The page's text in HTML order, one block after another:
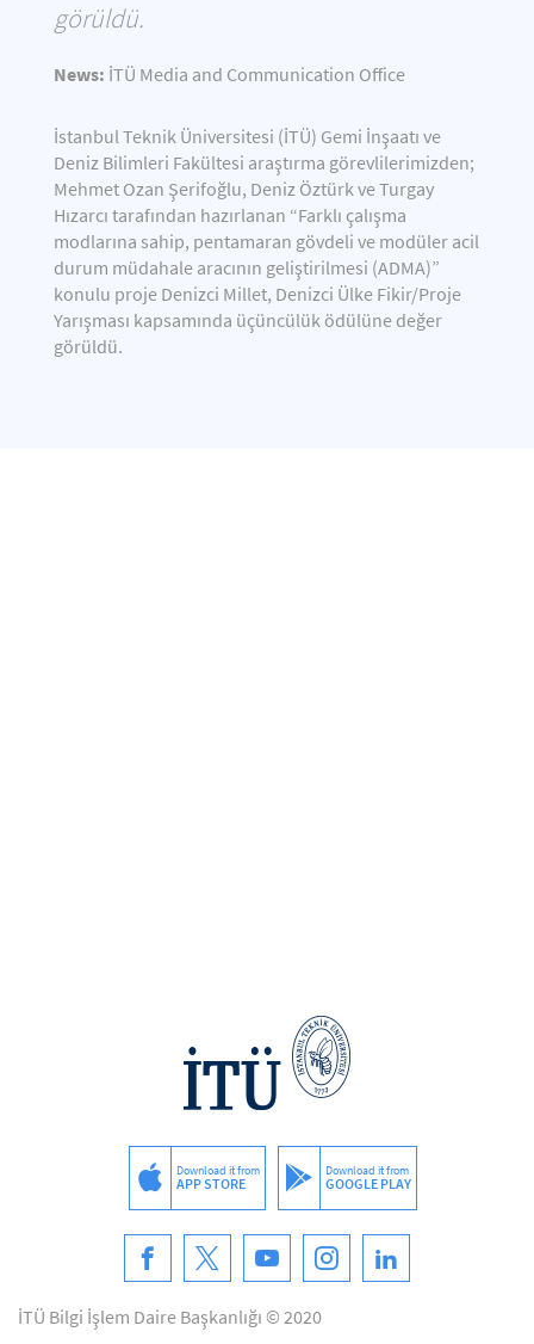
görüldü.
News: İTÜ Media and Communication Office
İstanbul Teknik Üniversitesi (İTÜ) Gemi İnşaatı ve
Deniz Bilimleri Fakültesi araştırma görevlilerimizden;
Mehmet Ozan Şerifoğlu, Deniz Öztürk ve Turgay
Hızarcı tarafından hazırlanan “Farklı çalışma
modlarına sahip, pentamaran gövdeli ve modüler acil
durum müdahale aracının geliştirilmesi (ADMA)”
konulu proje Denizci Millet, Denizci Ülke Fikir/Proje
Yarışması kapsamında üçüncülük ödülüne değer
görüldü.
Download it from
APP STORE
Download it from
GOOGLE PLAY
İTÜ Bilgi İşlem Daire Başkanlığı © 2020